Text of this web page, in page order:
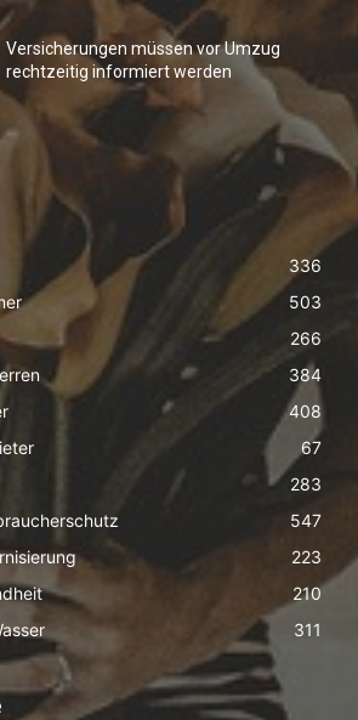
Versicherungen müssen vor Umzug
rechtzeitig informiert werden
336
503
266
384
408
67
283
547
223
210
311